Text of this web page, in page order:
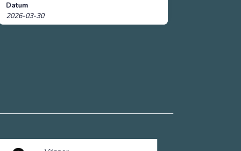
Datum
2026-03-30